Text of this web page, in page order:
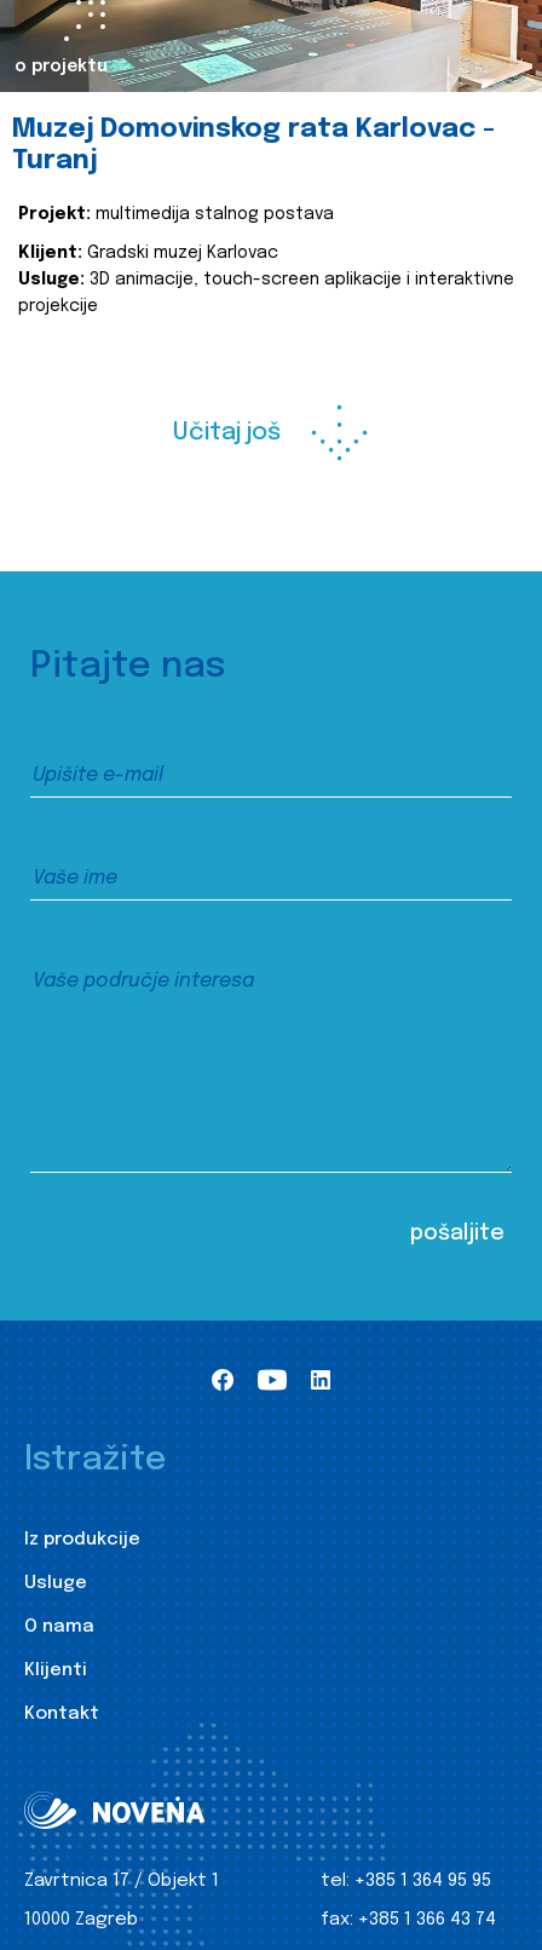
o projektu
Muzej Domovinskog rata Karlovac -
Turanj
Projekt: multimedija stalnog postava
Klijent: Gradski muzej Karlovac
Usluge: 3D animacije, touch-screen aplikacije i interaktivne
projekcije
Učitaj još
Pitajte nas
Istražite
Iz produkcije
Usluge
O nama
Klijenti
Kontakt
Zavrtnica 17 / Objekt 1
10000 Zagreb
tel: +385 1 364 95 95
fax: +385 1 366 43 74